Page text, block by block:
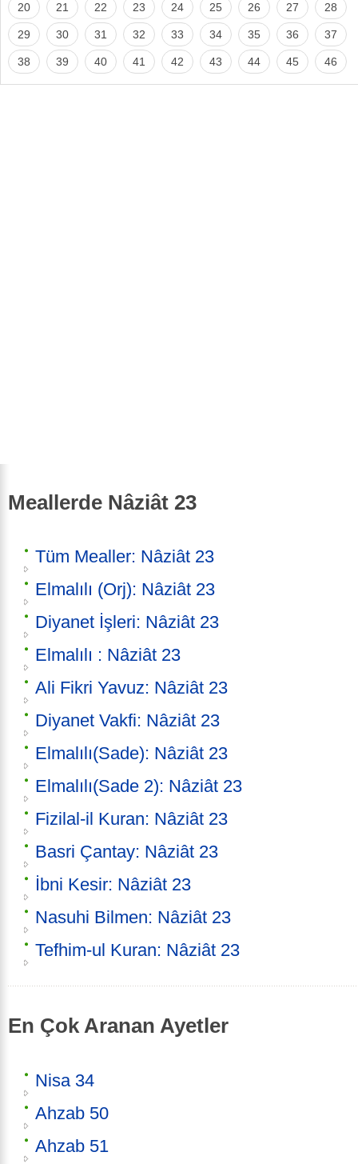
20 21 22 23 24 25 26 27 28
29 30 31 32 33 34 35 36 37
38 39 40 41 42 43 44 45 46
Meallerde Nâziât 23
Tüm Mealler: Nâziât 23
Elmalılı (Orj): Nâziât 23
Diyanet İşleri: Nâziât 23
Elmalılı : Nâziât 23
Ali Fikri Yavuz: Nâziât 23
Diyanet Vakfi: Nâziât 23
Elmalılı(Sade): Nâziât 23
Elmalılı(Sade 2): Nâziât 23
Fizilal-il Kuran: Nâziât 23
Basri Çantay: Nâziât 23
İbni Kesir: Nâziât 23
Nasuhi Bilmen: Nâziât 23
Tefhim-ul Kuran: Nâziât 23
En Çok Aranan Ayetler
Nisa 34
Ahzab 50
Ahzab 51